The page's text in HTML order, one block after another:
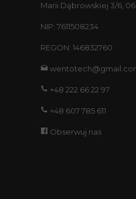
Marii Dąbrowskiej 3/6,
NIP: 7611508234
REGON: 146832760
+48 222 66 22 97
+48 607 785 611
Obserwuj nas